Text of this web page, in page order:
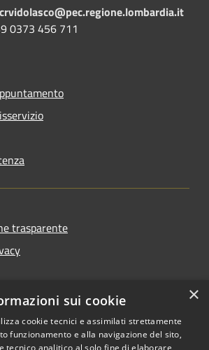
0373 456 711
trasparente
accessibilità
×
sui cookie
cookie tecnici e assimilati strettamente
funzionamento e alla navigazione del sito,
tecnico analitico al solo fine di elaborare